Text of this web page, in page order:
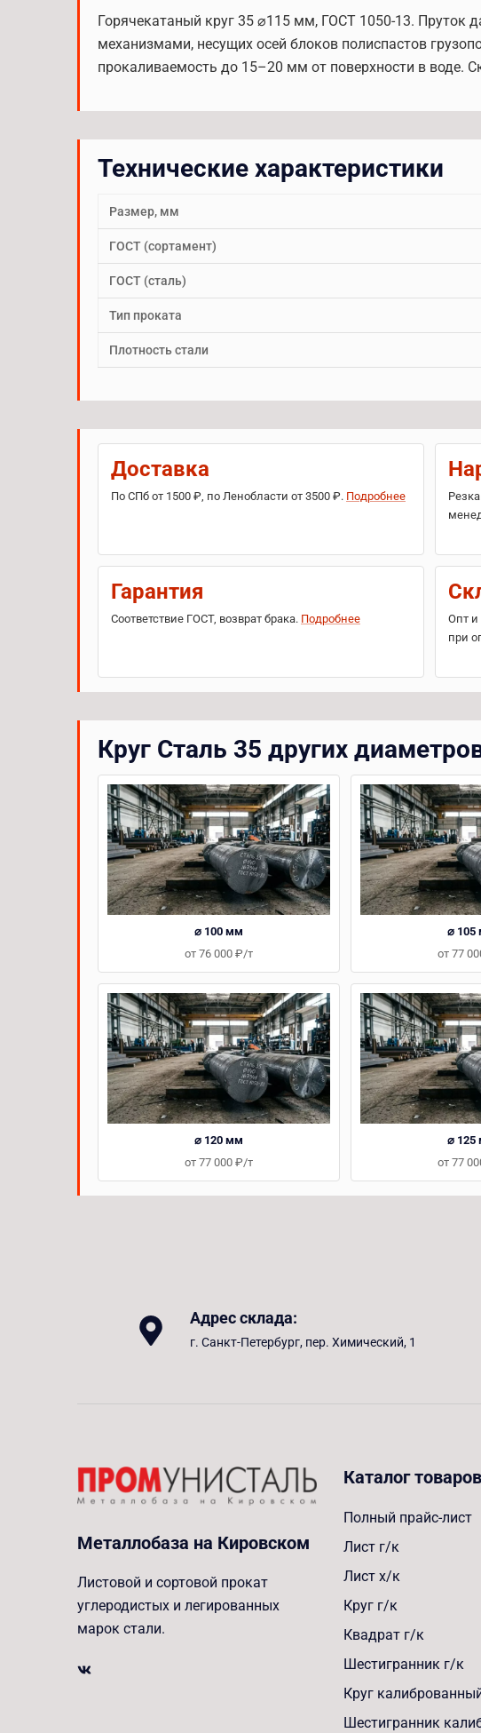
Горячекатаный круг 35 ⌀115 мм, ГОСТ 1050-13. Пруток
механизмами, несущих осей блоков полиспастов
прокаливаемость до 15–20 мм от поверхности в воде.
Технические характеристики
Размер, мм
ГОСТ (сортамент)
ГОСТ (сталь)
Тип проката
Плотность стали
Доставка
По СПб от 1500 ₽, по Ленобласти от 3500 ₽. Подробнее
Гарантия
Соответствие ГОСТ, возврат брака. Подробнее
Опт и
при
Круг Сталь 35 других
⌀ 100 мм
от 76 000 ₽/т
⌀ 105
от 77
⌀ 120 мм
от 77 000 ₽/т
⌀ 125
от 77
Адрес склада:
г. Санкт-Петербург, пер. Химический, 1
Металлобаза на Кировском
Листовой и сортовой прокат
углеродистых и легированных
марок стали.
Каталог товаров
Полный прайс-лист
Лист г/к
Лист х/к
Круг г/к
Квадрат г/к
Шестигранник г/к
Круг
Шестигранник